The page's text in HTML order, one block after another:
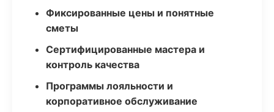
Фиксированные цены и понятные
сметы
Сертифицированные мастера и
контроль качества
Программы лояльности и
корпоративное обслуживание